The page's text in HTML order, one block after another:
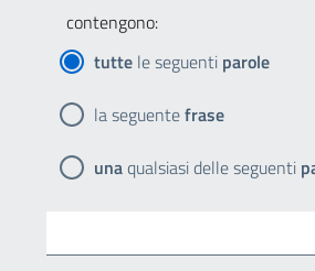
contengono:
tutte le seguenti parole
la seguentefrase
unaqualsiasi delle seguenti